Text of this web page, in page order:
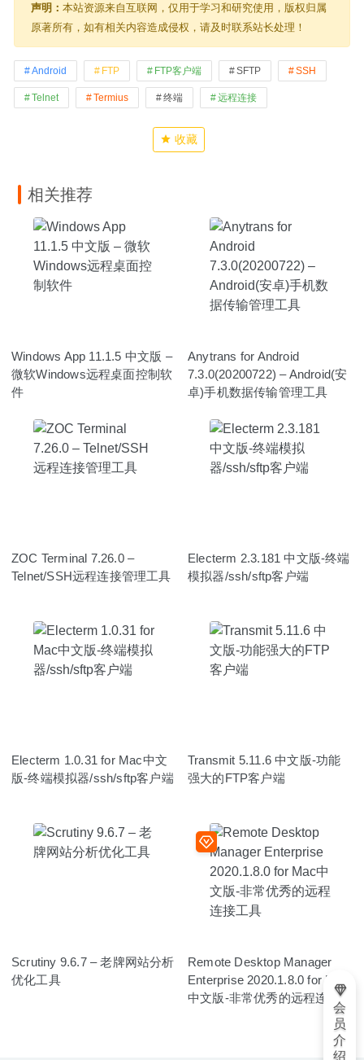
声明： 本站资源来自互联网，仅用于学习和研究使用，版权归属
原著所有，如有相关内容造成侵权，请及时联系站长处理！
Android FTP FTP客户端 SFTP SSH
Telnet Termius 终端 远程连接
收藏
相关推荐
Windows App 11.1.5 中文版 –
微软Windows远程桌面控制软
件
Anytrans for Android
7.3.0(20200722) – Android(安
卓)手机数据传输管理工具
ZOC Terminal 7.26.0 –
Telnet/SSH远程连接管理工具
Electerm 2.3.181 中文版-终端
模拟器/ssh/sftp客户端
Electerm 1.0.31 for Mac中文
版-终端模拟器/ssh/sftp客户端
Transmit 5.11.6 中文版-功能
强大的FTP客户端
Scrutiny 9.6.7 – 老牌网站分析
优化工具
Remote Desktop Manager
Enterprise 2020.1.8.0 for Mac
中文版-非常优秀的远程连接工
会
员
介
绍